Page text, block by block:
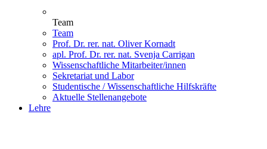
Team
Team
Prof. Dr. rer. nat. Oliver Kornadt
apl. Prof. Dr. rer. nat. Svenja Carrigan
Wissenschaftliche Mitarbeiter/innen
Sekretariat und Labor
Studentische / Wissenschaftliche Hilfskräfte
Aktuelle Stellenangebote
Lehre